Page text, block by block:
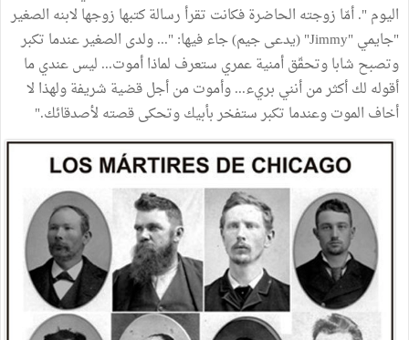
اليوم ". أمّا زوجته الحاضرة فكانت تقرأ رسالة كتبها زوجها لابنه الصغير
"جايمي "Jimmy" (يدعى جيم) جاء فيها: "... ولدى الصغير عندما تكبر
وتصبح شابا وتحقّق أمنية عمري ستعرف لماذا أموت... ليس عندي ما
أقوله لك أكثر من أنني بريء... وأموت من أجل قضية شريفة ولهذا لا
أخاف الموت وعندما تكبر ستفخر بأبيك وتحكى قصته لأصدقائك."